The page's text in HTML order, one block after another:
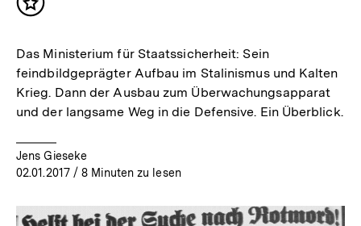
Inhalt
Das Ministerium für Staatssicherheit: Sein
feindbildgeprägter Aufbau im Stalinismus und Kalten
Krieg. Dann der Ausbau zum Überwachungsapparat
und der langsame Weg in die Defensive. Ein Überblick.
Jens Gieseke
02.01.2017/ 8 Minuten zu lesen